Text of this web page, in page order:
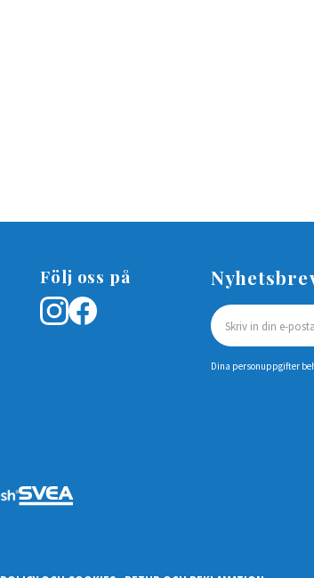
Följ oss på
Dina personuppgifter